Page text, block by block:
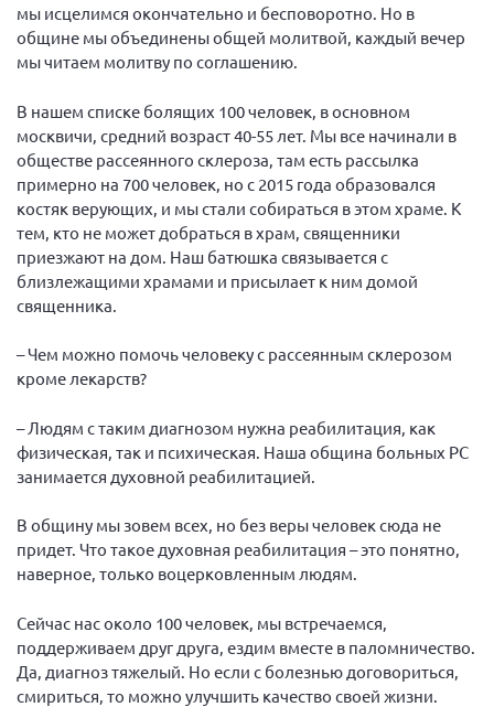
мы исцелимся окончательно и бесповоротно. Но в
общине мы объединены общей молитвой, каждый вечер
мы читаем молитву по соглашению.
В нашем списке болящих 100 человек, в основном
москвичи, средний возраст 40-55 лет. Мы все начинали в
обществе рассеянного склероза, там есть рассылка
примерно на 700 человек, но с 2015 года образовался
костяк верующих, и мы стали собираться в этом храме. К
тем, кто не может добраться в храм, священники
приезжают на дом. Наш батюшка связывается с
близлежащими храмами и присылает к ним домой
священника.
– Чем можно помочь человеку с рассеянным склерозом
кроме лекарств?
– Людям с таким диагнозом нужна реабилитация, как
физическая, так и психическая. Наша община больных РС
занимается духовной реабилитацией.
В общину мы зовем всех, но без веры человек сюда не
придет. Что такое духовная реабилитация – это понятно,
наверное, только воцерковленным людям.
Сейчас нас около 100 человек, мы встречаемся,
поддерживаем друг друга, ездим вместе в паломничество.
Да, диагноз тяжелый. Но если с болезнью договориться,
смириться, то можно улучшить качество своей жизни.